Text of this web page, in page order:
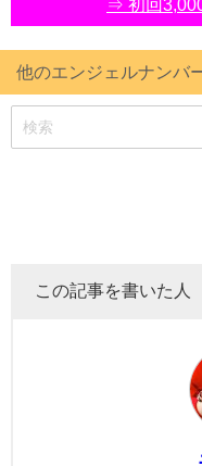
⇒ 初回
他のエンジェルナンバ
この記事を書いた人